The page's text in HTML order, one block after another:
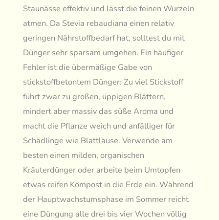
Staunässe effektiv und lässt die feinen Wurzeln
atmen. Da Stevia rebaudiana einen relativ
geringen Nährstoffbedarf hat, solltest du mit
Dünger sehr sparsam umgehen. Ein häufiger
Fehler ist die übermäßige Gabe von
stickstoffbetontem Dünger: Zu viel Stickstoff
führt zwar zu großen, üppigen Blättern,
mindert aber massiv das süße Aroma und
macht die Pflanze weich und anfälliger für
Schädlinge wie Blattläuse. Verwende am
besten einen milden, organischen
Kräuterdünger oder arbeite beim Umtopfen
etwas reifen Kompost in die Erde ein. Während
der Hauptwachstumsphase im Sommer reicht
eine Düngung alle drei bis vier Wochen völlig